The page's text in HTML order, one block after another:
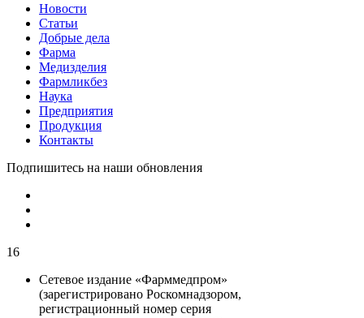
Новости
Статьи
Добрые дела
Фарма
Медизделия
Фармликбез
Наука
Предприятия
Продукция
Контакты
Подпишитесь на наши обновления
16
Сетевое издание «Фарммедпром»
(зарегистрировано Роскомнадзором,
регистрационный номер серия